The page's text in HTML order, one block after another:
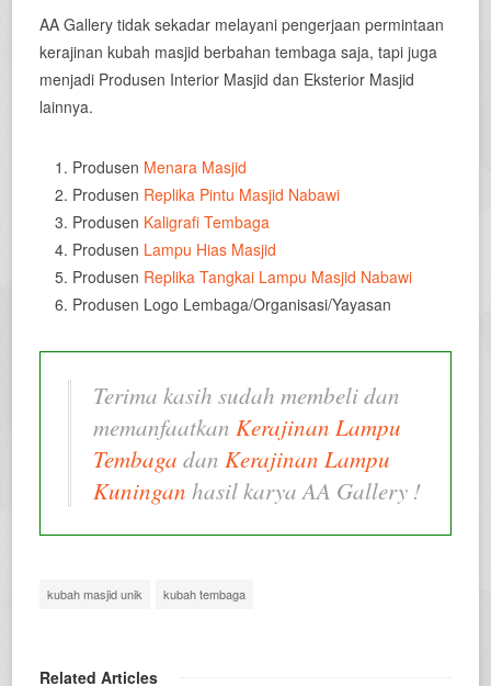
AA Gallery tidak sekadar melayani pengerjaan permintaan
kerajinan kubah masjid berbahan tembaga saja, tapi juga
menjadi Produsen Interior Masjid dan Eksterior Masjid
lainnya.
Produsen Menara Masjid
Produsen Replika Pintu Masjid Nabawi
Produsen Kaligrafi Tembaga
Produsen Lampu Hias Masjid
Produsen Replika Tangkai Lampu Masjid Nabawi
Produsen Logo Lembaga/Organisasi/Yayasan
Terima kasih sudah membeli dan
memanfaatkanKerajinan Lampu
Tembaga danKerajinan Lampu
Kuningan hasil karya AA Gallery !
kubah masjid unik kubah tembaga
Related Articles